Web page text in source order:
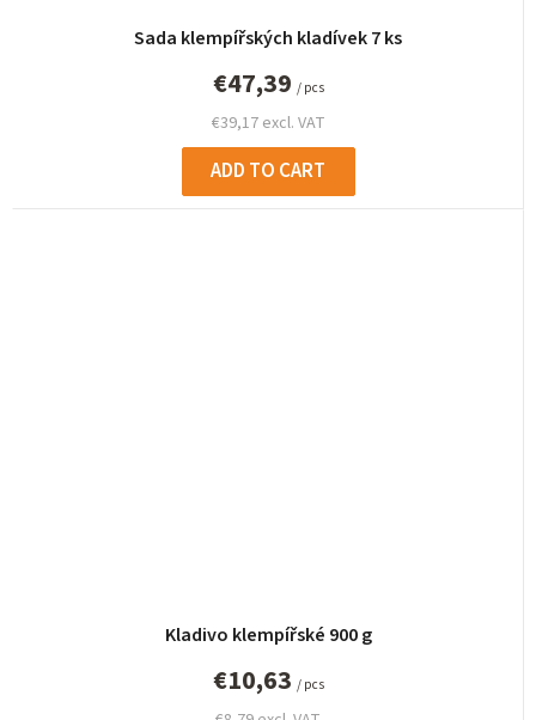
Sada klempířských kladívek 7 ks
€39,17 excl. VAT
€47,39 / pcs
ADD TO CART
Kladivo klempířské 900 g
€10,63 / pcs